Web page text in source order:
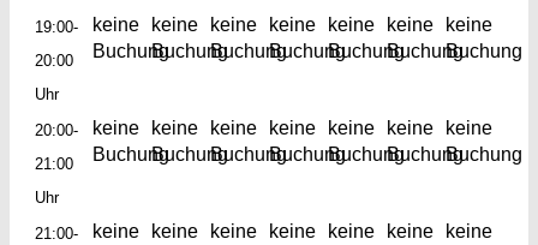
19:00-
20:00
Uhr
keine
Buchung
keine
Buchung
keine
Buchung
keine
Buchung
keine
Buchung
keine
Buchung
keine
Buchung
20:00-
21:00
Uhr
keine
Buchung
keine
Buchung
keine
Buchung
keine
Buchung
keine
Buchung
keine
Buchung
keine
Buchung
21:00-
keine
keine
keine
keine
keine
keine
keine